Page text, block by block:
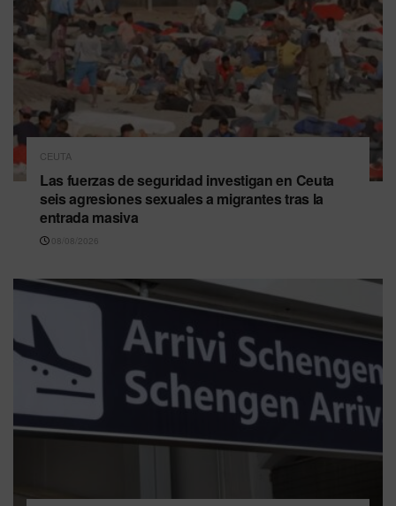
CEUTA
Las fuerzas de seguridad investigan en Ceuta
seis agresiones sexuales a migrantes tras la
entrada masiva
08/08/2026